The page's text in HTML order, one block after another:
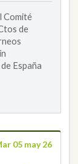
Comité
de
España
05 may 26